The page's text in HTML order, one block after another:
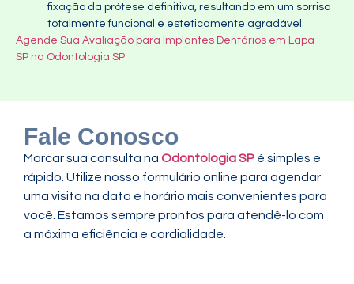
fixação da prótese definitiva, resultando em um sorriso
totalmente funcional e esteticamente agradável.
Agende Sua Avaliação para Implantes Dentários em Lapa –
SP na Odontologia SP
Fale Conosco
Marcar sua consulta na Odontologia SP é simples e
rápido. Utilize nosso formulário online para agendar
uma visita na data e horário mais convenientes para
você. Estamos sempre prontos para atendê-lo com
a máxima eficiência e cordialidade.